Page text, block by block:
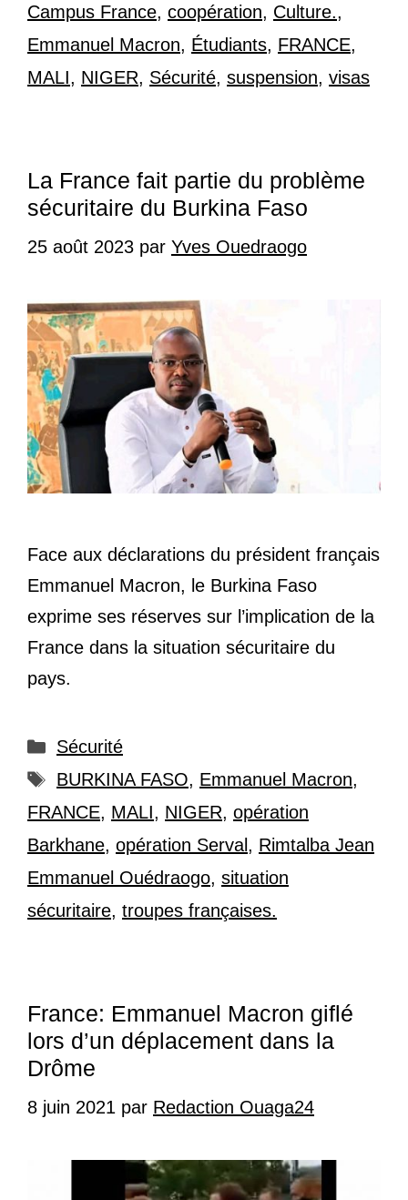
Campus France, coopération, Culture.,
Emmanuel Macron, Étudiants, FRANCE,
MALI, NIGER, Sécurité, suspension, visas
La France fait partie du problème
sécuritaire du Burkina Faso
25 août 2023 par Yves Ouedraogo
Face aux déclarations du président français
Emmanuel Macron, le Burkina Faso
exprime ses réserves sur l’implication de la
France dans la situation sécuritaire du
pays.
Catégories
Sécurité
Étiquettes
BURKINA FASO, Emmanuel Macron,
FRANCE, MALI, NIGER, opération
Barkhane, opération Serval , Rimtalba Jean
Emmanuel Ouédraogo, situation
sécuritaire, troupes françaises.
France: Emmanuel Macron giflé
lors d’un déplacement dans la
Drôme
8 juin 2021 par Redaction Ouaga24